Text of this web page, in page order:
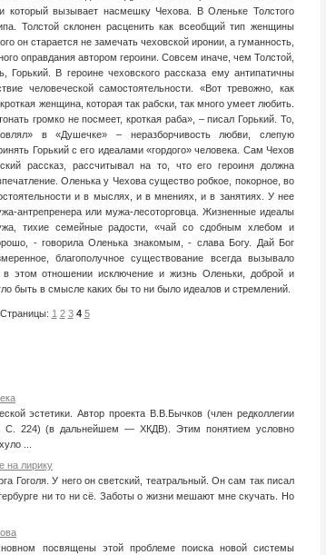
который вызывает насмешку Чехова. В Оленьке Толстого
Толстой склонен расценить как всеобщий тип женщины
он старается не замечать чеховской иронии, а гуманность,
оправдания автором героини. Совсем иначе, чем Толстой,
Горький. В героине чеховского рассказа ему антипатичны
человеческой самостоятельности. «Вот тревожно, как
женщина, которая так рабски, так много умеет любить.
громко не посмеет, кроткая раба», – писал Горький. То,
в «Душечке» – неразборчивость любви, слепую
Горький с его идеалами «гордого» человека. Сам Чехов
рассказ, рассчитывал на то, что его героиня должна
Оленька у Чехова существо робкое, покорное, во
и в мыслях, и в мнениях, и в занятиях. У нее
антрепренера или мужа-лесоторговца. Жизненные идеалы
тихие семейные радости, «чай со сдобным хлебом и
- говорила Оленька знакомым, - слава Богу. Дай Бог
благополучное существование всегда вызывало
этом отношении исключение и жизнь Оленьки, доброй и
быть в смысле каких бы то ни было идеалов и стремлений.
Страницы: 1 2 3 4 5
эстетики. Автор проекта В.В.Бычков (член редколлегии
224) (в дальнейшем — ХКДВ). Этим понятием условно
...
на лирику
Гоголя. У него он светский, театральный. Он сам так писал
ни то ни сё. Заботы о жизни мешают мне скучать. Но
посвящены этой проблеме поиска новой системы